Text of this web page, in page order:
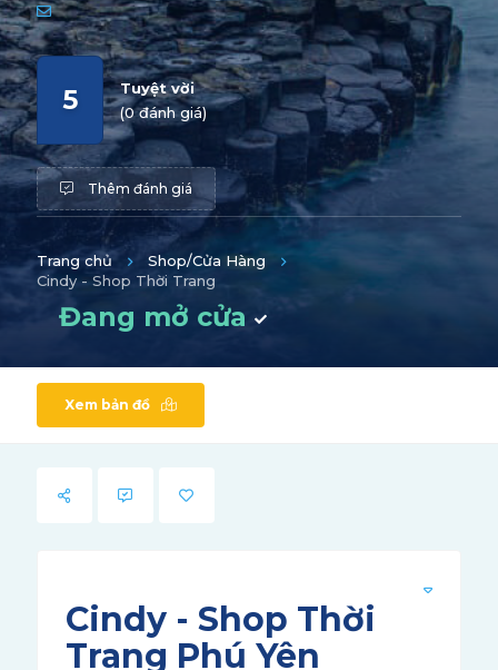
Tuyệt vời
(0 đánh giá)
5
Thêm đánh giá
Trang chủ
Shop/Cửa Hàng
Cindy - Shop Thời Trang
Đang mở cửa
Xem bản đồ
Cindy - Shop Thời
Trang Phú Yên